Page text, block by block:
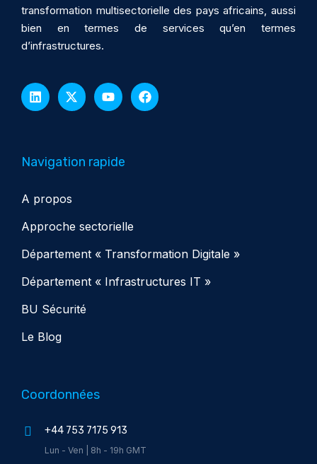
transformation multisectorielle des pays africains, aussi
bien en termes de services qu’en termes
d’infrastructures.
Navigation rapide
A propos
Approche sectorielle
Département « Transformation Digitale »
Département « Infrastructures IT »
BU Sécurité
Le Blog
Coordonnées
+44 753 7175 913
Lun - Ven | 8h - 19h GMT